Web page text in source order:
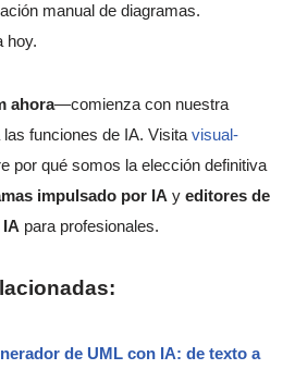
manual de diagramas.
hoy.
ahora—comienza con nuestra
funciones de IA. Visita visual-
por qué somos la elección definitiva
impulsado por IA y editores de
para profesionales.
de UML con IA: de texto a